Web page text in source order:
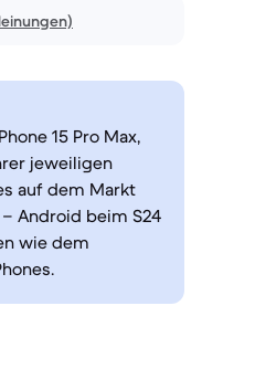
15 Pro Max,
jeweiligen
auf dem Markt
Android beim S24
wie dem